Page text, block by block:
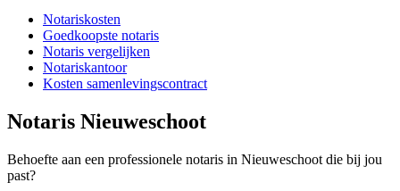
Notariskosten
Goedkoopste notaris
Notaris vergelijken
Notariskantoor
Kosten samenlevingscontract
Notaris Nieuweschoot
Behoefte aan een professionele notaris in Nieuweschoot die bij jou
past?